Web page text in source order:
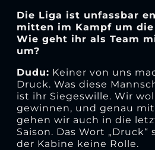
Die Liga ist unfassbar
mitten im Kampf um
Wie geht ihr als Team
um?
Dudu: Keiner von uns
Druck. Was diese
ist ihr Siegeswille. Wir
gewinnen, und genau
gehen wir auch in die
Saison. Das Wort
der Kabine keine Rolle.